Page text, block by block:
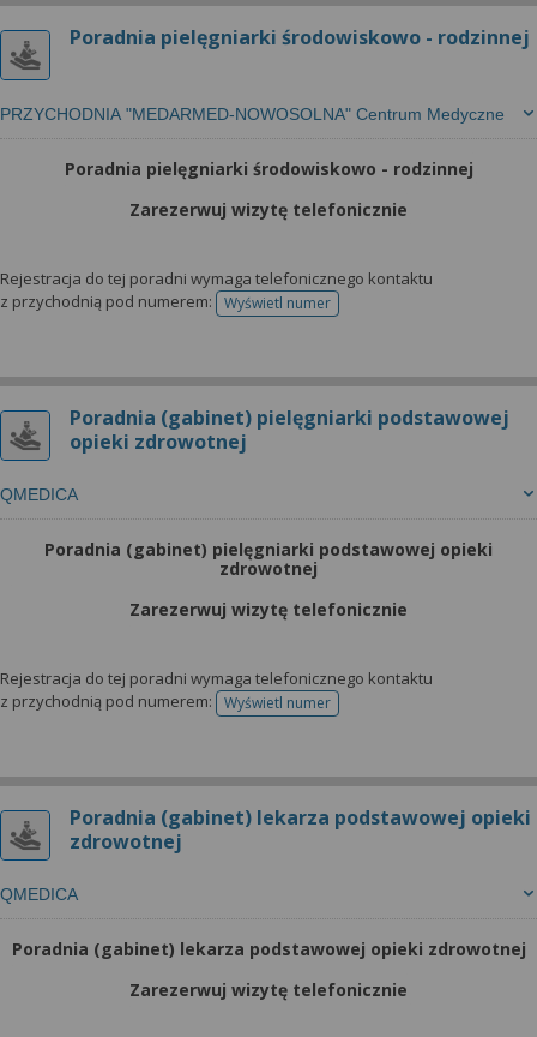
Poradnia pielęgniarki środowiskowo - rodzinnej
PRZYCHODNIA "MEDARMED-NOWOSOLNA" Centrum Medyczne
Poradnia pielęgniarki środowiskowo - rodzinnej
Zarezerwuj wizytę telefonicznie
Rejestracja do tej poradni wymaga telefonicznego kontaktu
z przychodnią pod numerem:
Wyświetl numertelefonu do rejestracji
Poradnia (gabinet) pielęgniarki podstawowej
opieki zdrowotnej
QMEDICA
Poradnia (gabinet) pielęgniarki podstawowej opieki
zdrowotnej
Zarezerwuj wizytę telefonicznie
Rejestracja do tej poradni wymaga telefonicznego kontaktu
z przychodnią pod numerem:
Wyświetl numertelefonu do rejestracji
Poradnia (gabinet) lekarza podstawowej opieki
zdrowotnej
QMEDICA
Poradnia (gabinet) lekarza podstawowej opieki zdrowotnej
Zarezerwuj wizytę telefonicznie